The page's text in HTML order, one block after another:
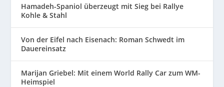
Hamadeh-Spaniol überzeugt mit Sieg bei Rallye
Kohle & Stahl
Von der Eifel nach Eisenach: Roman Schwedt im
Dauereinsatz
Marijan Griebel: Mit einem World Rally Car zum WM-
Heimspiel